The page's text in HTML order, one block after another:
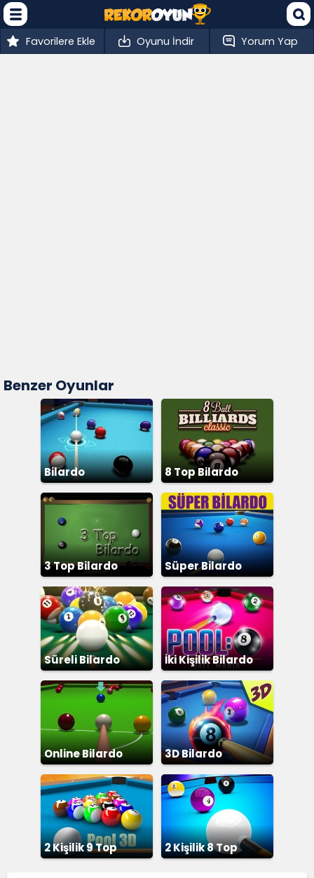
Favorilere Ekle Oyunu İndir Yorum Yap
Benzer Oyunlar
Bilardo 8 Top Bilardo
3 Top Bilardo Süper Bilardo
Süreli Bilardo İki Kişilik Bilardo
Online Bilardo 3D Bilardo
2 Kişilik 9 Top
2 Kişilik 8 Top